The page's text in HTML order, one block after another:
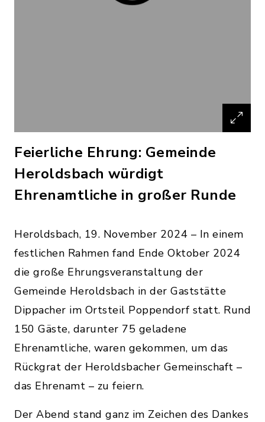
Feierliche Ehrung: Gemeinde
Heroldsbach würdigt
Ehrenamtliche in großer Runde
Heroldsbach, 19. November 2024 – In einem
festlichen Rahmen fand Ende Oktober 2024
die große Ehrungsveranstaltung der
Gemeinde Heroldsbach in der Gaststätte
Dippacher im Ortsteil Poppendorf statt. Rund
150 Gäste, darunter 75 geladene
Ehrenamtliche, waren gekommen, um das
Rückgrat der Heroldsbacher Gemeinschaft –
das Ehrenamt – zu feiern.
Der Abend stand ganz im Zeichen des Dankes